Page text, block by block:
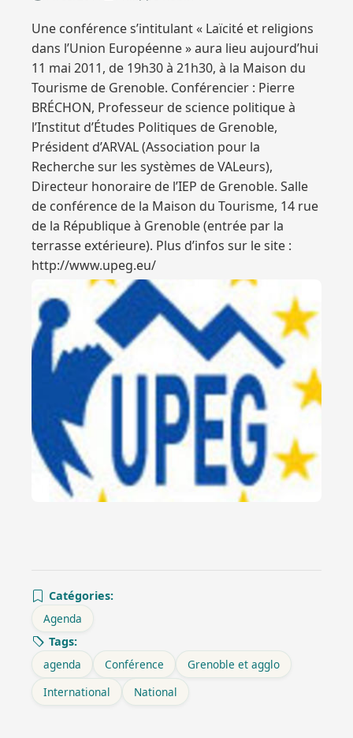
Une conférence s’intitulant « Laïcité et religions
dans l’Union Européenne » aura lieu aujourd’hui
11 mai 2011, de 19h30 à 21h30, à la Maison du
Tourisme de Grenoble. Conférencier : Pierre
BRÉCHON, Professeur de science politique à
l’Institut d’Études Politiques de Grenoble,
Président d’ARVAL (Association pour la
Recherche sur les systèmes de VALeurs),
Directeur honoraire de l’IEP de Grenoble. Salle
de conférence de la Maison du Tourisme, 14 rue
de la République à Grenoble (entrée par la
terrasse extérieure). Plus d’infos sur le site :
http://www.upeg.eu/
Catégories:
Agenda
Tags:
agenda
Conférence
Grenoble et agglo
International
National